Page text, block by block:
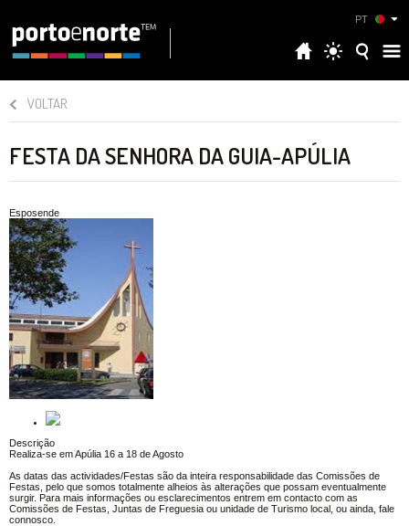
PT
VOLTAR
FESTA DA SENHORA DA GUIA-APÚLIA
Esposende
Descrição
Realiza-se em Apúlia 16 a 18 de Agosto
As datas das actividades/Festas são da inteira responsabilidade das Comissões de
Festas, pelo que somos totalmente alheios às alterações que possam eventualmente
surgir. Para mais informações ou esclarecimentos entrem em contacto com as
Comissões de Festas, Juntas de Freguesia ou unidade de Turismo local, ou ainda, fale
connosco.